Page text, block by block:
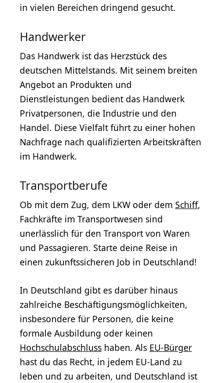
in vielen Bereichen dringend gesucht.
Handwerker
Das Handwerk ist das Herzstück des
deutschen Mittelstands. Mit seinem breiten
Angebot an Produkten und
Dienstleistungen bedient das Handwerk
Privatpersonen, die Industrie und den
Handel. Diese Vielfalt führt zu einer hohen
Nachfrage nach qualifizierten Arbeitskräften
im Handwerk.
Transportberufe
Ob mit dem Zug, dem LKW oder dem Schiff,
Fachkräfte im Transportwesen sind
unerlässlich für den Transport von Waren
und Passagieren. Starte deine Reise in
einen zukunftssicheren Job in Deutschland!
In Deutschland gibt es darüber hinaus
zahlreiche Beschäftigungsmöglichkeiten,
insbesondere für Personen, die keine
formale Ausbildung oder keinen
Hochschulabschluss haben. Als EU-Bürger
hast du das Recht, in jedem EU-Land zu
leben und zu arbeiten, und Deutschland ist